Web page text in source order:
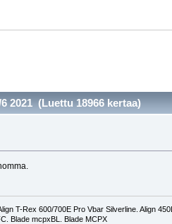
2021 (Luettu 18966 kertaa)
T-Rex 600/700E Pro Vbar Silverline. Align
Blade mcpxBL. Blade MCPX